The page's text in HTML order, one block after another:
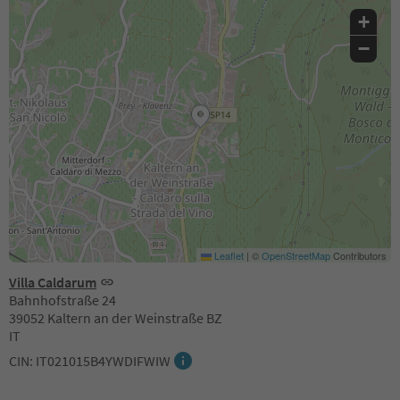
Villa Caldarum
Bahnhofstraße 24
39052 Kaltern an der Weinstraße BZ
IT
CIN: IT021015B4YWDIFWIW
+
−
Leaflet | ©OpenStreetMapContributors